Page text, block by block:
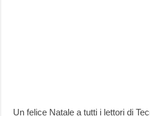
Un felice Natale a tutti i lettori di